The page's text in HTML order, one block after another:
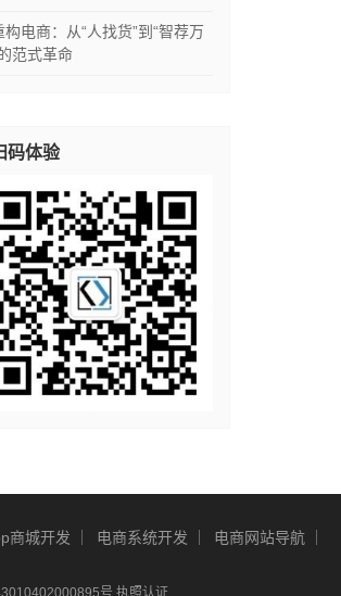
构电商：从“人找货”到“智荐万
范式革命
码体验
商城开发 电商系统开发
电商网站导航
号 执照认证